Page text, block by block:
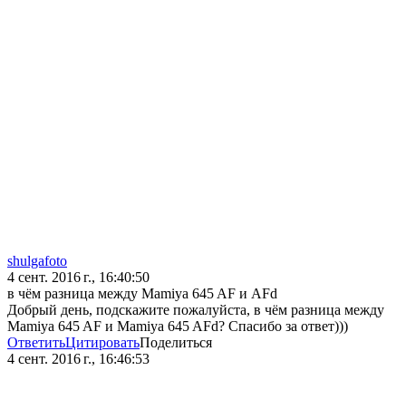
shulgafoto
4 сент. 2016 г., 16:40:50
в чём разница между Mamiya 645 AF и AFd
Добрый день, подскажите пожалуйста, в чём разница между
Mamiya 645 AF и Mamiya 645 AFd? Спасибо за ответ)))
ОтветитьЦитироватьПоделиться
4 сент. 2016 г., 16:46:53